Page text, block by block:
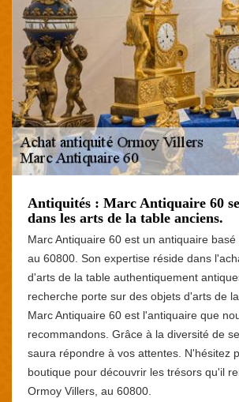
Antiquités : Marc Antiquaire 60
dans les arts de la table anciens.
Marc Antiquaire 60 est un antiquaire basé
au 60800. Son expertise réside dans
d'arts de la table authentiquement
recherche porte sur des objets d'arts de
Marc Antiquaire 60 est l'antiquaire que
recommandons. Grâce à la diversité de
saura répondre à vos attentes. N'hésitez
boutique pour découvrir les trésors qu'il
Ormoy Villers, au 60800.